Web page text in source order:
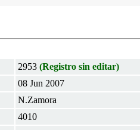
2953 (Registro sin editar)
08 Jun 2007
N.Zamora
4010